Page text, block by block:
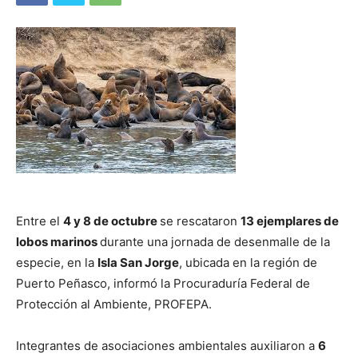
Entre el 4 y 8 de octubre se rescataron 13 ejemplares de
lobos marinosdurante una jornada de desenmalle de la
especie, en la Isla San Jorge, ubicada en la región de
Puerto Peñasco, informó la Procuraduría Federal de
Protección al Ambiente, PROFEPA.
Integrantes de asociaciones ambientales auxiliaron a 6